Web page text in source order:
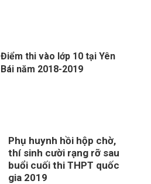
Điểm thi vào lớp 10 tại Yên
Bái năm 2018-2019
Phụ huynh hồi hộp chờ,
thí sinh cười rạng rỡ sau
buổi cuối thi THPT quốc
gia 2019